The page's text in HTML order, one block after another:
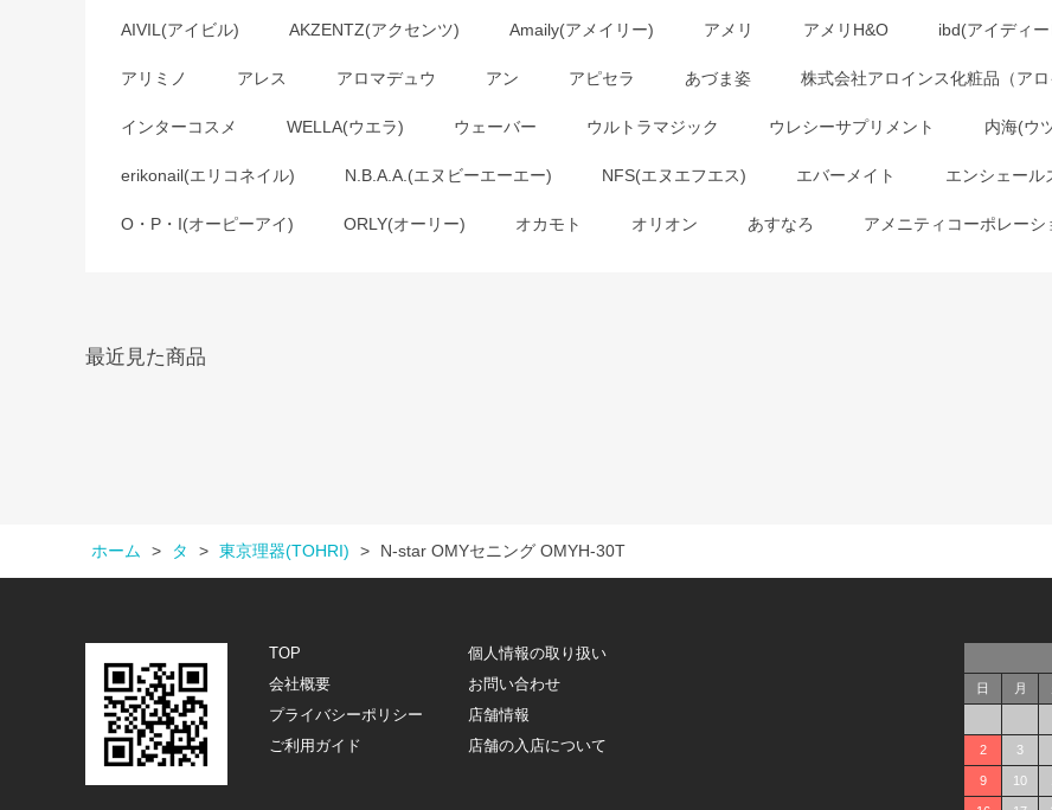
AIVIL(アイビル) AKZENTZ(アクセンツ) Amaily(アメイリー) アメリ アメリH&O ibd(アイディ
アリミノ アレス アロマデュウ アン アピセラ あづま姿 株式会社アロインス化粧品（アロ
インターコスメ WELLA(ウエラ) ウェーバー ウルトラマジック ウレシーサプリメント 内海(ウ
erikonail(エリコネイル) N.B.A.A.(エヌビーエーエー) NFS(エヌエフエス) エバーメイト エンシェール
O・P・I(オーピーアイ) ORLY(オーリー) オカモト オリオン あすなろ アメニティコーポレーシ
最近見た商品
ホーム > タ > 東京理器(TOHRI) > N-star OMYセニング OMYH-30T
TOP
個人情報の取り扱い
会社概要
お問い合わせ
プライバシーポリシー
店舗情報
ご利用ガイド
店舗の入店について
日 月
2 3
9 10